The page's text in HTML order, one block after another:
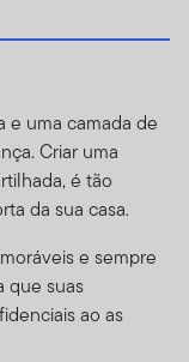
e uma camada de
Criar uma
é tão
da sua casa.
e sempre
que suas
ao as
fundo de
e
dinheiro.
investimento e
com as
O valor das
cotas, se
anterior não